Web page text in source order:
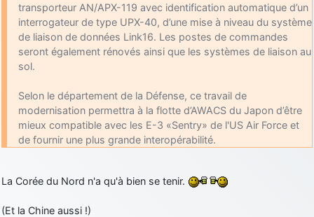
yaellerigolow: bonjour a tous je suis un élève de première
passionnée par l'aviation militaire , pourrais je savoir que faire après
le lycée pour s'orienter et pouvoir devenir officier de l'armée de l'air?
d9pouces : lesquels, par exemple ?
les photo des anciens appareils de l'armée de l'air de la haute -volta
d9pouces: Ça me casse quand même bien les pieds, j’avoue
jericho: Pour moi tout est à nouveau OK dirait-on… Merci à toi.
au passage !
un peu mieux
transporteur AN/APX-119 avec identification automatique d’un
interrogateur de type UPX-40, d’une mise à niveau du système
de liaison de données Link16. Les postes de commandes
seront également rénovés ainsi que les systèmes de liaison au
sol.
Selon le département de la Défense, ce travail de
modernisation permettra à la flotte d’AWACS du Japon d’être
mieux compatible avec les E-3 «Sentry» de l'US Air Force et
de fournir une plus grande interopérabilité.
La Corée du Nord n'a qu'à bien se tenir.
(Et la Chine aussi !)